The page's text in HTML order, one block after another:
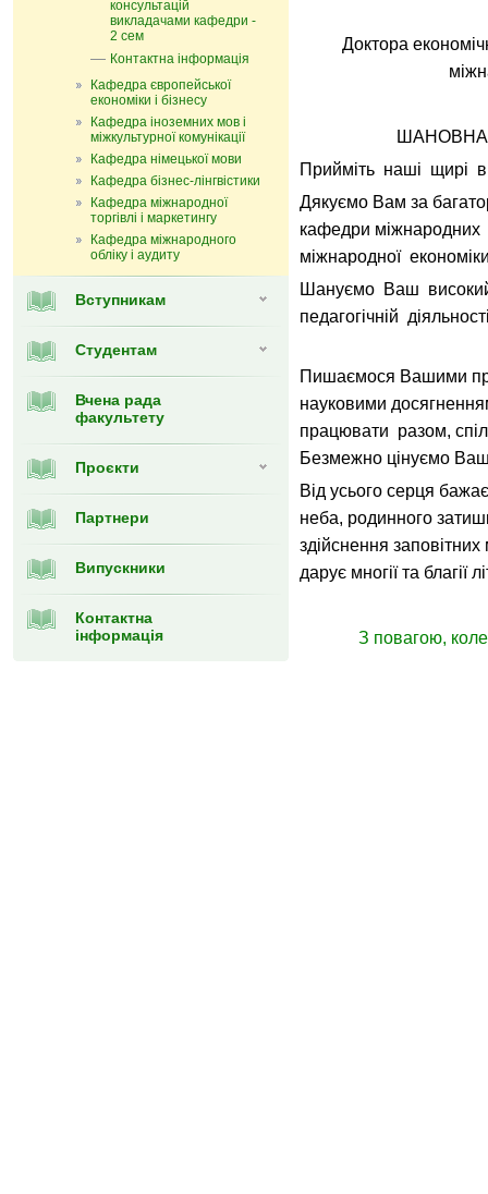
консультацій
викладачами кафедри -
2 сем
Контактна інформація
Кафедра європейської
економіки і бізнесу
Кафедра іноземних мов і
міжкультурної комунікації
Кафедра німецької мови
Кафедра бізнес-лінгвістики
Кафедра міжнародної
торгівлі і маркетингу
Кафедра мiжнародного
обліку і аудиту
Вступникам
Студентам
Вчена рада
факультету
Проєкти
Партнери
Випускники
Контактна
інформація
Доктора
Прийміть наші щирі
Дякуємо Вам за
кафедри міжнародних
міжнародної
Шануємо Ваш
педагогічній
Пишаємося Вашими
науковими
працювати разом,
Безмежно цінуємо
Від усього серця
неба, родинного
здійснення
дарує многії та благії
З повагою,